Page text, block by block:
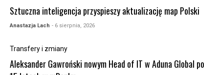
Sztuczna inteligencja przyspieszy aktualizację map Polski
Anastazja Lach - 6 sierpnia, 2026
Transfery i zmiany
Aleksander Gawroński nowym Head of IT w Aduna Global po